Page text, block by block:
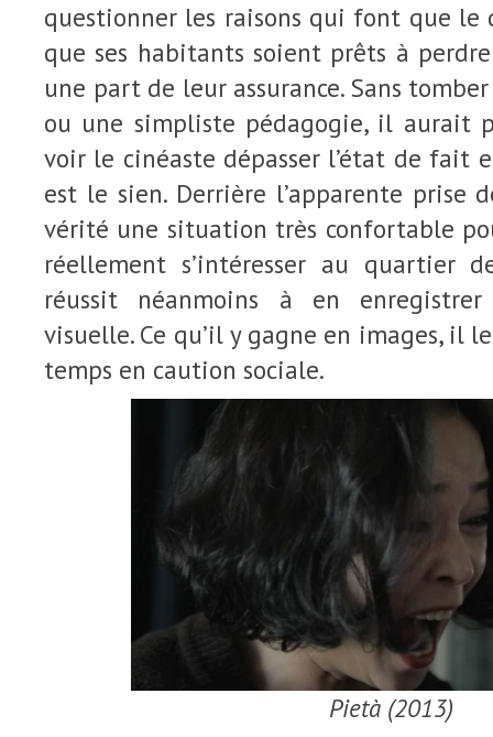
questionner les raisons qui font que
que ses habitants soient prêts à
une part de leur assurance. Sans
ou une simpliste pédagogie, il aurait
voir le cinéaste dépasser l’état de fait
est le sien. Derrière l’apparente prise
vérité une situation très confortable
réellement s’intéresser au quartier
réussit néanmoins à en
visuelle. Ce qu’il y gagne en images, il
temps en caution sociale.
Pietà (2013)